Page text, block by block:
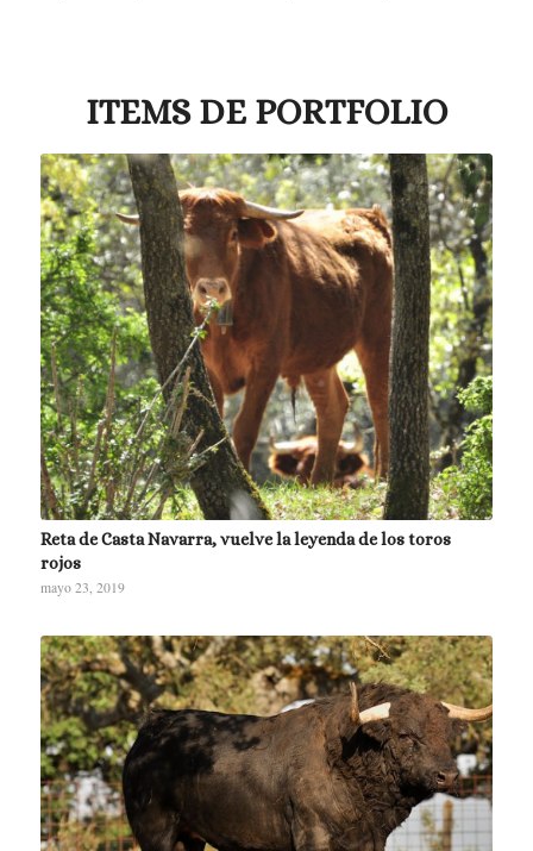
ITEMS DE PORTFOLIO
Reta de Casta Navarra, vuelve la leyenda de los toros
rojos
mayo 23, 2019